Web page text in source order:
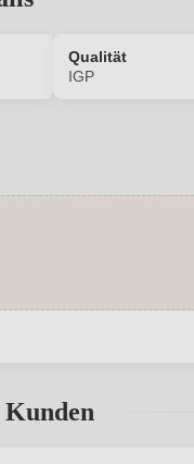
Qualität
IGP
Kunden